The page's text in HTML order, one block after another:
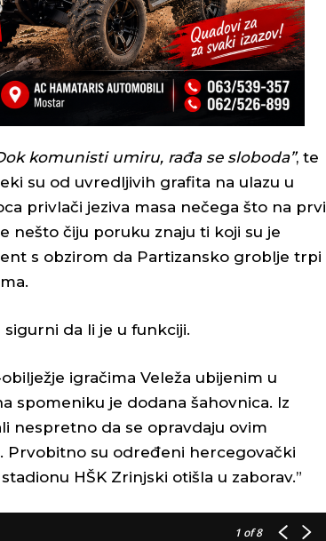
komunisti umiru, rađa se sloboda”, te
su od uvredljivih grafita na ulazu u
privlači jeziva masa nečega što na prvi
nešto čiju poruku znaju ti koji su je
s obzirom da Partizansko groblje trpi
da li je u funkciji.
igračima Veleža ubijenim u
spomeniku je dodana šahovnica. Iz
nespretno da se opravdaju ovim
Prvobitno su određeni hercegovački
HŠK Zrinjski otišla u zaborav.”
1 of 8